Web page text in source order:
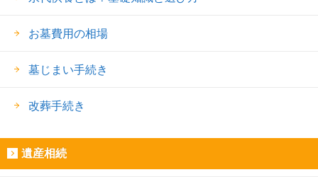
お墓費用の相場
墓じまい手続き
改葬手続き
遺産相続